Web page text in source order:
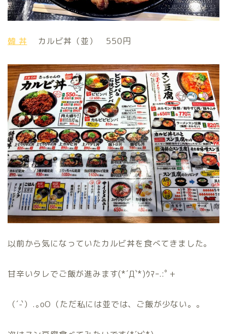
韓 丼 カルビ丼（並） 550円
以前から気になっていたカルビ丼を食べてきました。
甘辛いタレでご飯が進みます(*´Д`*)ｳﾏｰ.:ﾟ+
（´-`）.｡oO（ただ私には並では、ご飯が少ない。。